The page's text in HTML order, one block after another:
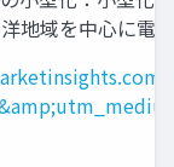
地域を中心に電